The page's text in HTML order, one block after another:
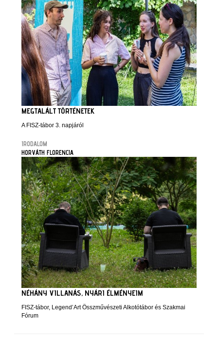
MEGTALÁLT TÖRTÉNETEK
A FISZ-tábor 3. napjáról
IRODALOM
HORVÁTH FLORENCIA
NÉHÁNY VILLANÁS, NYÁRI ÉLMÉNYEIM
FISZ-tábor, Legend’Art Összművészeti Alkotótábor és Szakmai
Fórum